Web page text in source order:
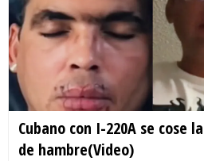
Cubano con I-220A se cose
de hambre(Video)